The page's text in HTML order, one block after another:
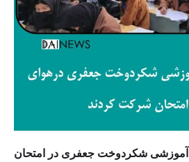
آموزشی شکردوخت جعفری در امتحان